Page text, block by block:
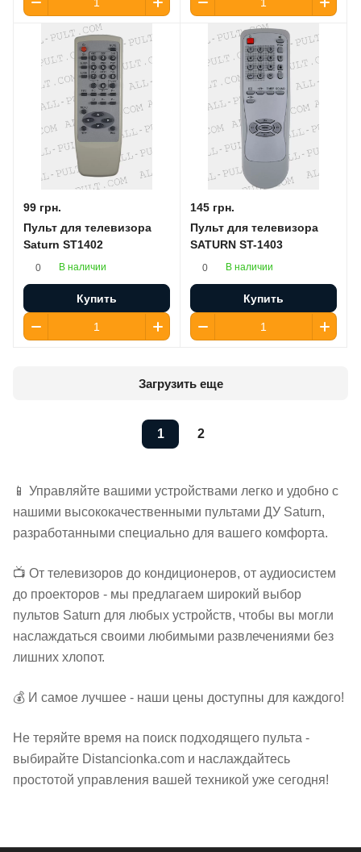
99 грн.
Пульт для телевизора
Saturn ST1402
0 В наличии
Купить
145 грн.
Пульт для телевизора
SATURN ST-1403
0 В наличии
Купить
Загрузить еще
1 2
📱 Управляйте вашими устройствами легко и удобно с
нашими высококачественными пультами ДУ Saturn,
разработанными специально для вашего комфорта.
📺 От телевизоров до кондиционеров, от аудиосистем
до проекторов - мы предлагаем широкий выбор
пультов Saturn для любых устройств, чтобы вы могли
наслаждаться своими любимыми развлечениями без
лишних хлопот.
💰 И самое лучшее - наши цены доступны для каждого!
Не теряйте время на поиск подходящего пульта -
выбирайте Distancionka.com и наслаждайтесь
простотой управления вашей техникой уже сегодня!